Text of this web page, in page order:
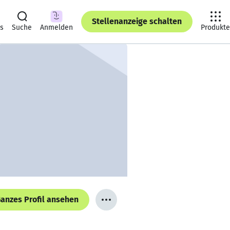
Suche Anmelden
Stellenanzeige schalten
Produkte
Profil ansehen